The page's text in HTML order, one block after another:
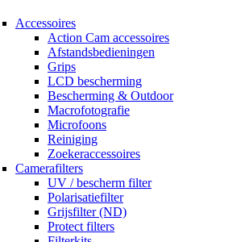
Accessoires
Action Cam accessoires
Afstandsbedieningen
Grips
LCD bescherming
Bescherming & Outdoor
Macrofotografie
Microfoons
Reiniging
Zoekeraccessoires
Camerafilters
UV / bescherm filter
Polarisatiefilter
Grijsfilter (ND)
Protect filters